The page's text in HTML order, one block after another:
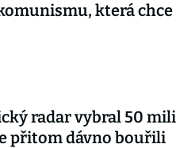
která
radar vybral 50
přitom dávno bouřili